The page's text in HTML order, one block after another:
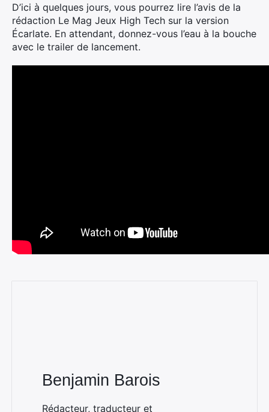
D’ici à quelques jours, vous pourrez lire l’avis de la
rédaction Le Mag Jeux High Tech sur la version
Écarlate. En attendant, donnez-vous l’eau à la bouche
avec le trailer de lancement.
Benjamin Barois
Rédacteur, traducteur et